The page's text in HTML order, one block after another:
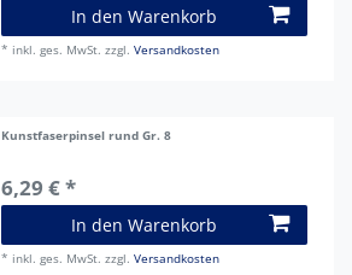
In den Warenkorb
* inkl. ges. MwSt. zzgl.Versandkosten
Kunstfaserpinsel rund Gr. 8
6,29 € *
In den Warenkorb
* inkl. ges. MwSt. zzgl.Versandkosten